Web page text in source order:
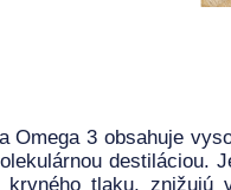
Omega 3 obsahuje
destiláciou.
tlaku, znižujú